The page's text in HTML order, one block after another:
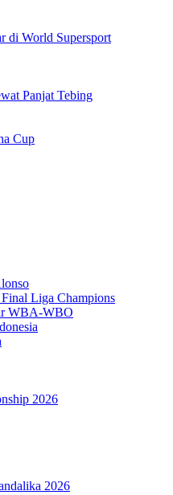
di World Supersport
Panjat Tebing
Cup
Liga Champions
WBA-WBO
2026
2026